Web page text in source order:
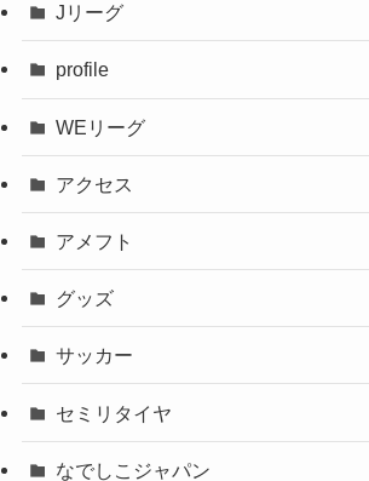
Jリーグ
profile
WEリーグ
アクセス
アメフト
グッズ
サッカー
セミリタイヤ
なでしこジャパン